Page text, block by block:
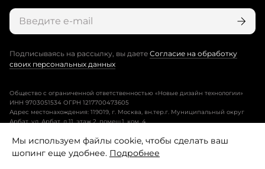
Подписываясь на рассылку, вы даете Согласие на обработку
своих персональных данных
Общество с ограниченной ответственностью «Новые дизайн технологии»
ИНН 9703051534 ОГРН 1217700473605
Адрес местонахождения: 119019, г. Москва, вн.тер.г. Муниципальный округ
Арбат, ул. Арбат, д.11, этаж 2, помещ.1, ком. 4.
Пользовательское соглашение
Мы используем файлы cookie, чтобы сделать ваш
шопинг еще удобнее. Подробнее